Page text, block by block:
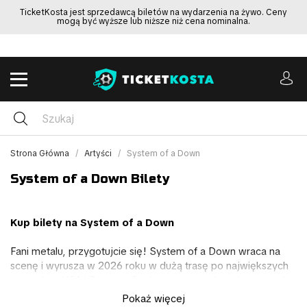
TicketKosta jest sprzedawcą biletów na wydarzenia na żywo. Ceny
mogą być wyższe lub niższe niż cena nominalna.
Strona Główna Artyści System of a Down
System of a Down Bilety
Kup bilety na System of a Down
Fani metalu, przygotujcie się! System of a Down wraca na
scenę i wyrusza w 2026 roku w dużą trasę po największych
ich kultowymi utworami, takimi jak “Chop Suey!”, “Toxicity”,
Pokaż więcej